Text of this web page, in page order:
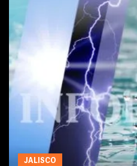
JALISCO